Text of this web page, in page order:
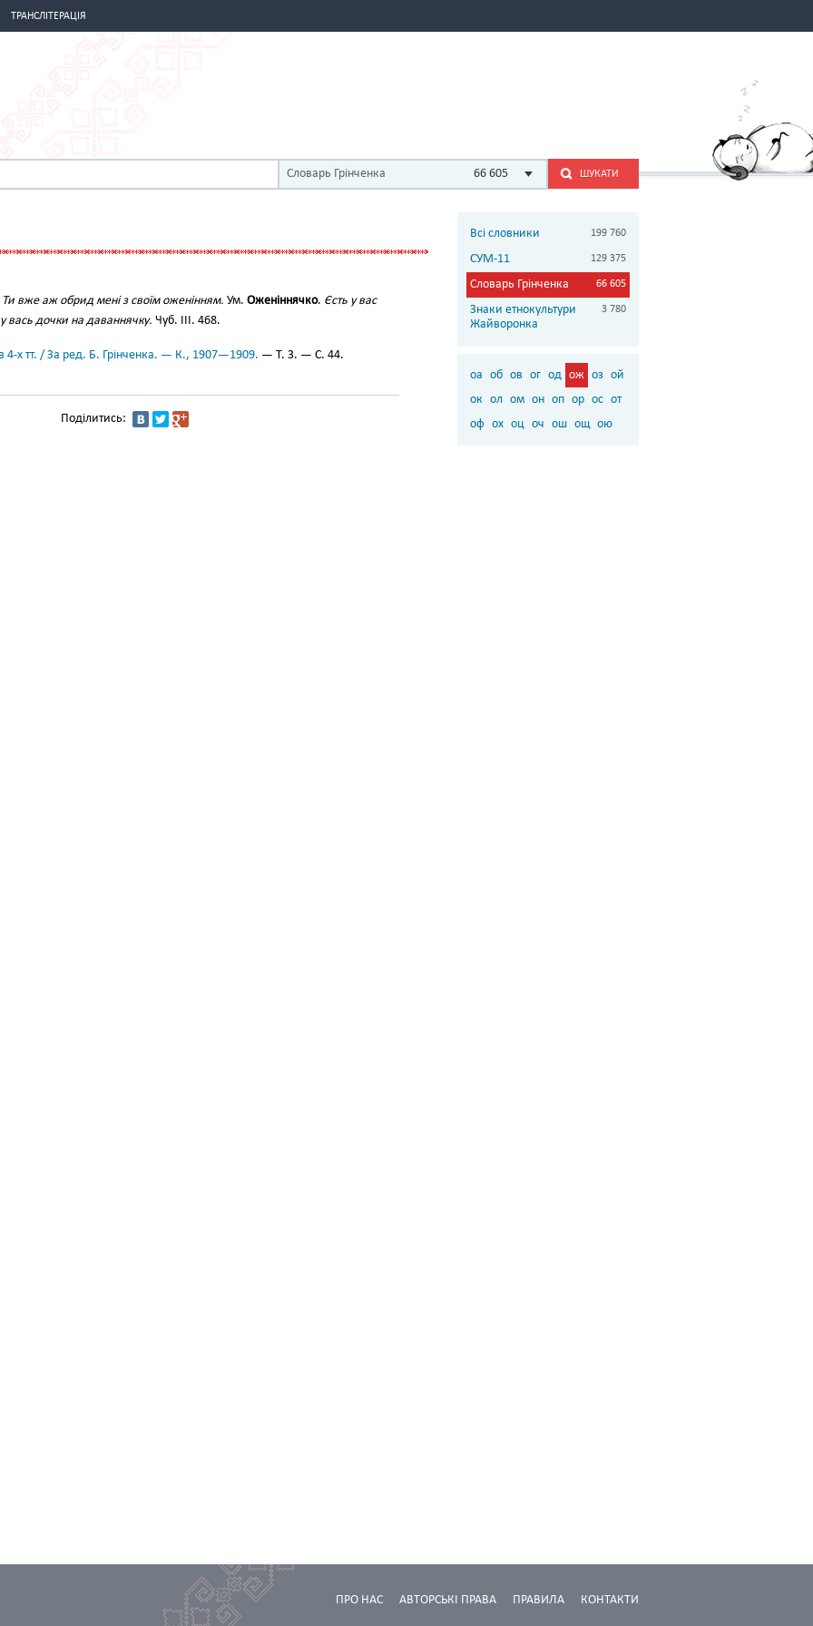
ТРАНСЛІТЕРАЦІЯ
Словарь Грінченка 66 605 ШУКАТИ
Ти вже аж обрид мені з своїм оженінням. Ум. Оженіннячко. Єсть у вас
вась дочки на даваннячку. Чуб. III. 468.
4-х тт. / За ред. Б. Грінченка. — К., 1907—1909. — Т. 3. — С. 44.
Поділитись:
Всі словники 199 760
СУМ-11 129 375
Словарь Грінченка 66 605
Знаки етнокультури
Жайворонка
3 780
оа об ов ог од ож оз ой
ок ол ом он оп ор ос от
оф ох оц оч ош ощ ою
КОНТАКТИ
ПРАВИЛА
АВТОРСЬКІ ПРАВА
ПРО НАС